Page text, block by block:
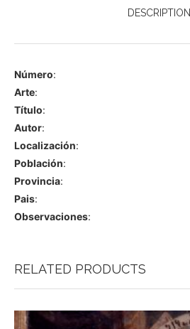
DESCRIPTION
Número:
Arte:
Título:
Autor:
Localización:
Población:
Provincia:
Pais:
Observaciones:
RELATED PRODUCTS